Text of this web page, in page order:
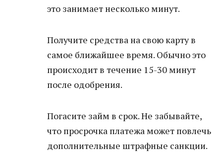
это занимает несколько минут.
Получите средства на свою карту в
самое ближайшее время. Обычно это
происходит в течение 15-30 минут
после одобрения.
Погасите займ в срок. Не забывайте,
что просрочка платежа может повлечь
дополнительные штрафные санкции.